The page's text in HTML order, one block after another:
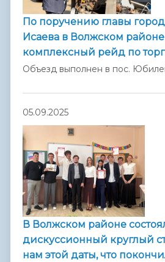
По поручению главы
Исаева в Волжском
комплексный рейд по
Объезд выполнен в пос.
05.09.2025
В Волжском районе
дискуссионный круглый
нам этой даты, что